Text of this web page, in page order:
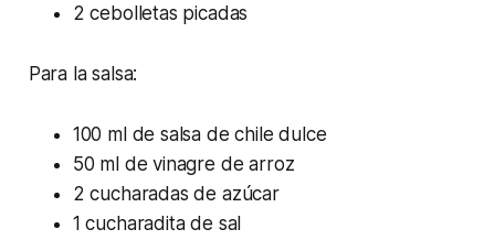
2 cebolletas picadas
Para la salsa:
100 ml de salsa de chile dulce
50 ml de vinagre de arroz
2 cucharadas de azúcar
1 cucharadita de sal